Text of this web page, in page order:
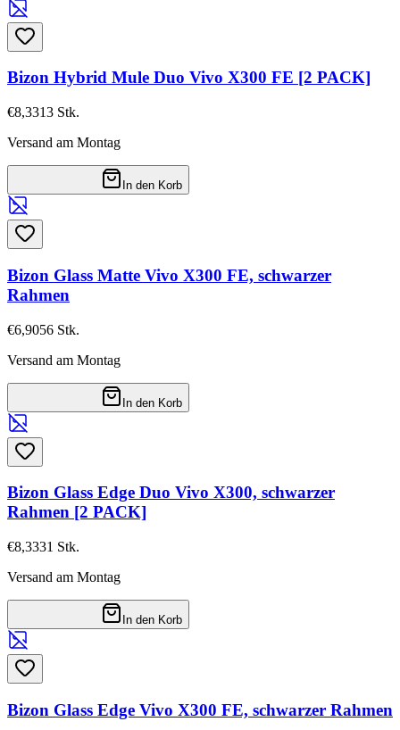
Bizon Hybrid Mule Duo Vivo X300 FE [2 PACK]
€8,3313 Stk.
Versand am Montag
In den Korb
Bizon Glass Matte Vivo X300 FE, schwarzer
Rahmen
€6,9056 Stk.
Versand am Montag
In den Korb
Bizon Glass Edge Duo Vivo X300, schwarzer
Rahmen [2 PACK]
€8,3331 Stk.
Versand am Montag
In den Korb
Bizon Glass Edge Vivo X300 FE, schwarzer Rahmen